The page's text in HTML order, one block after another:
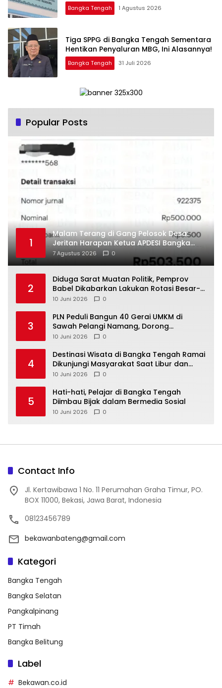
Bangka Tengah 1 Agustus 2026
‎Tiga SPPG di Bangka Tengah Sementara
Bangka Tengah 31 Juli 2026
Popular Posts
1
Malam Terang di Gang Pelosok Desa:
Jeritan Harapan Ketua APDESI Bangka
Tengah untuk PLN Babel
7 Agustus 2026 0
2
‎Diduga Sarat Muatan Politik, Pemprov
Babel Dikabarkan Lakukan Rotasi Besar-
10 Juni 2026 0
3
‎PLN Peduli Bangun 40 Gerai UMKM di
Sawah Pelangi Namang, Dorong
10 Juni 2026 0
4
‎Destinasi Wisata di Bangka Tengah Ramai
Dikunjungi Masyarakat Saat Libur dan
Akhir Pekan
10 Juni 2026 0
5
‎Hati-hati, Pelajar di Bangka Tengah
Diimbau Bijak dalam Bermedia Sosial
10 Juni 2026 0
Contact Info
Jl. Kertawibawa 1 No. 11 Perumahan Graha Timur, PO.
BOX 11000, Bekasi, Jawa Barat, Indonesia
08123456789
bekawanbateng@gmail.com
Kategori
Bangka Tengah
Bangka Selatan
Pangkalpinang
PT Timah
Bangka Belitung
Label
Bekawan.co.id